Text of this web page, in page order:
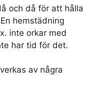
och då för att hålla
hemstädning
inte orkar med
har tid för det.
av några